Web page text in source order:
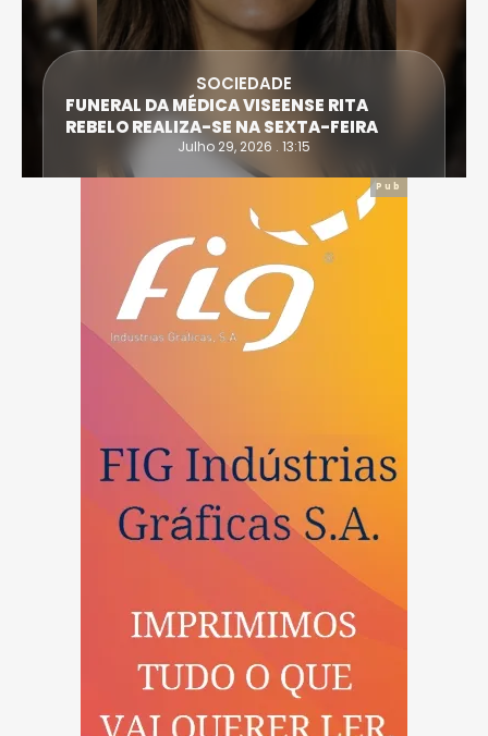
SOCIEDADE
FUNERAL DA MÉDICA VISEENSE RITA
REBELO REALIZA-SE NA SEXTA-FEIRA
Julho 29, 2026 . 13:15
Pub